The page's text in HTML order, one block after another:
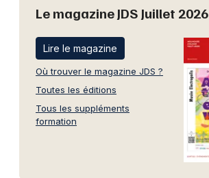
Le magazine JDS Juillet 2026
Lire le magazine
Où trouver le magazine JDS ?
Toutes les éditions
Tous les suppléments
formation